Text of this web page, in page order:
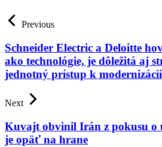
Previous
Schneider Electric a Deloitte
ako technológie, je dôležitá aj
jednotný prístup k modernizácii
Next
Kuvajt obvinil Irán z pokusu o
je opäť na hrane